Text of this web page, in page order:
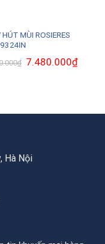
HÚT MÙI ROSIERES
₫ Giá
gốc
7.480.000₫Giá
hiện
Hà Nội